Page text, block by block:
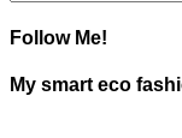
Follow Me!
My smart eco